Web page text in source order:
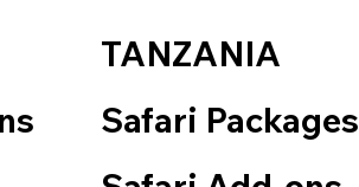
TANZANIA
Safari Packages